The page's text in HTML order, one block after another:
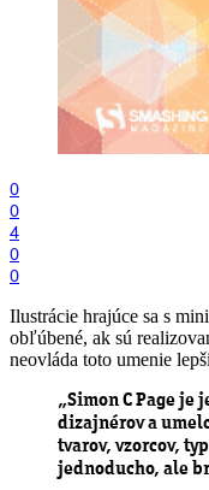
0
0
4
0
0
Ilustrácie hrajúce sa s
obľúbené, ak sú
neovláda toto umenie
„Simon C Page je
dizajnérov a
tvarov, vzorcov,
jednoducho, ale